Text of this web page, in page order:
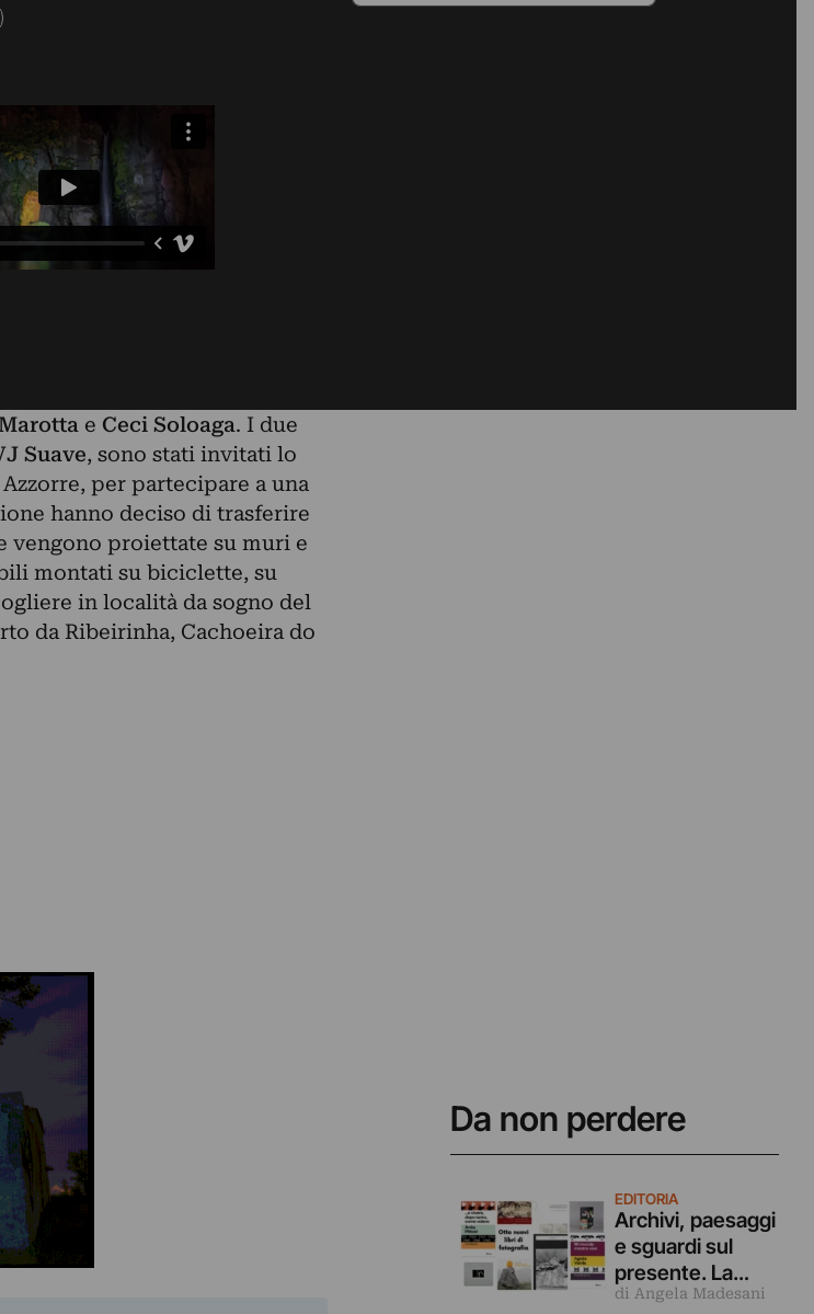
e Ceci Soloaga. I due
Suave, sono stati invitati lo
per partecipare a una
hanno deciso di trasferire
vengono proiettate su muri e
montati su biciclette, su
in località da sogno del
da Ribeirinha, Cachoeira do
Da non perdere
EDITORIA
Archivi, paesaggi
e sguardi sul
presente. La
fotografia come
di Angela Madesani